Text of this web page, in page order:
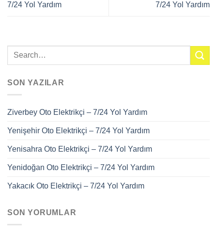
7/24 Yol Yardım
7/24 Yol Yardım
SON YAZILAR
Ziverbey Oto Elektrikçi – 7/24 Yol Yardım
Yenişehir Oto Elektrikçi – 7/24 Yol Yardım
Yenisahra Oto Elektrikçi – 7/24 Yol Yardım
Yenidoğan Oto Elektrikçi – 7/24 Yol Yardım
Yakacık Oto Elektrikçi – 7/24 Yol Yardım
SON YORUMLAR